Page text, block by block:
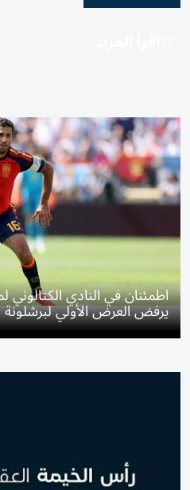
اطمئنان في النادي
يرفض العرض الأولي